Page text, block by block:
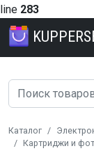
line 283
Каталог
Картриджи и